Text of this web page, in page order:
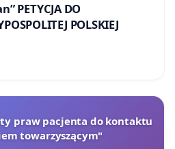
PETYCJA DO
POLSKIEJ
praw pacjenta do kontaktu
towarzyszącym"